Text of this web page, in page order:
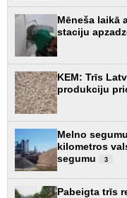
Mēneša laikā
staciju
KEM: Trīs
produkciju
Melno
kilometros
segumu
3
Pabeigta trīs